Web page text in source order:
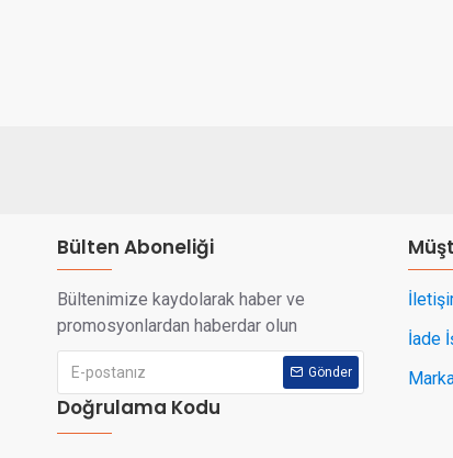
Bülten Aboneliği
Bültenimize kaydolarak haber ve
promosyonlardan haberdar olun
Gönder
Doğrulama Kodu
İade